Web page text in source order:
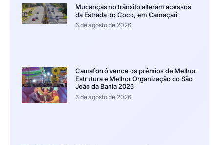
Mudanças no trânsito alteram acessos
da Estrada do Coco, em Camaçari
6 de agosto de 2026
Camaforró vence os prêmios de Melhor
Estrutura e Melhor Organização do São
João da Bahia 2026
6 de agosto de 2026